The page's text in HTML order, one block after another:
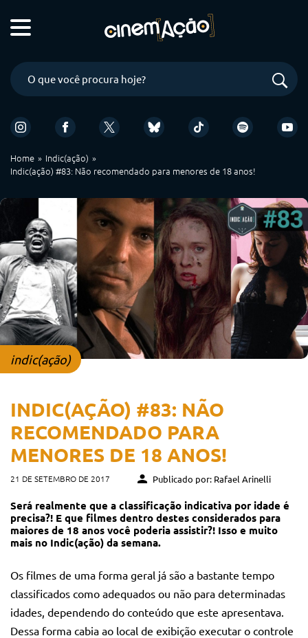
Home
Indic(ação)
Indic(ação) #83: Não recomendado para menores de 18 anos!
indic(ação)
INDIC(AÇÃO) #83: NÃO
RECOMENDADO PARA
MENORES DE 18 ANOS!
21 DE SETEMBRO DE 2017 Publicado por: Rafael Arinelli
Será realmente que a classificação indicativa por idade é
precisa?! E que filmes dentro destes considerados para
maiores de 18 anos você poderia assistir?! Isso e muito
mais no Indic(ação) da semana.
Os filmes de uma forma geral já são a bastante tempo
classificados como adequados ou não para determinadas
idades, dependendo do conteúdo que este apresentava.
Dessa forma cabia ao local de exibição executar o controle